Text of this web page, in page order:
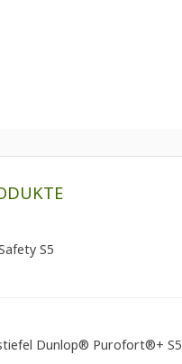
S5
Dunlop® Purofort®+ S5